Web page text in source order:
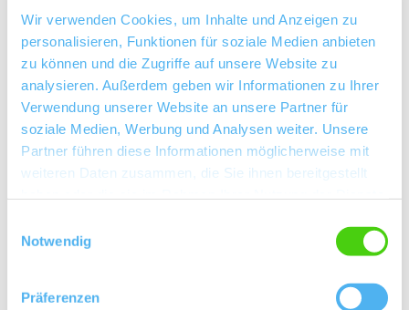
Wir verwenden Cookies, um Inhalte und Anzeigen zu
personalisieren, Funktionen für soziale Medien anbieten
zu können und die Zugriffe auf unsere Website zu
analysieren. Außerdem geben wir Informationen zu Ihrer
Verwendung unserer Website an unsere Partner für
soziale Medien, Werbung und Analysen weiter. Unsere
Partner führen diese Informationen möglicherweise mit
weiteren Daten zusammen, die Sie ihnen bereitgestellt
Notwendig
Präferenzen
Kontakt